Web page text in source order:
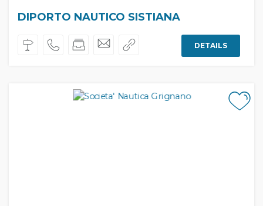
DIPORTO NAUTICO SISTIANA
DETAILS